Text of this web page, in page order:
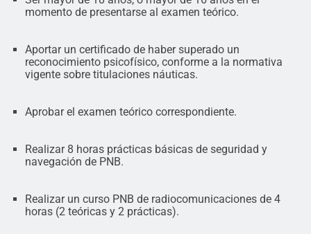
momento de presentarse al examen teórico.
Aportar un certificado de haber superado un
reconocimiento psicofísico, conforme a la normativa
vigente sobre titulaciones náuticas.
Aprobar el examen teórico correspondiente.
Realizar 8 horas prácticas básicas de seguridad y
navegación de PNB.
Realizar un curso PNB de radiocomunicaciones de 4
horas (2 teóricas y 2 prácticas).